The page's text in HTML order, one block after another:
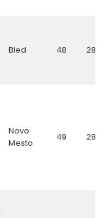
Bled 48 28681
Novo
Mesto
49